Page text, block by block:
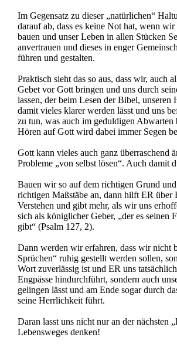
Im Gegensatz zu dieser „natürlichen“
darauf ab, dass es keine Not hat, wenn
bauen und unser Leben in allen Stücken
anvertrauen und dieses in enger
führen und gestalten.
Praktisch sieht das so aus, dass wir, auch
Gebet vor Gott bringen und uns durch
lassen, der beim Lesen der Bibel, unseren
damit vieles klarer werden lässt und uns
zu tun, was auch im geduldigen Abwarten
Hören auf Gott wird dabei immer Segen
Gott kann vieles auch ganz überraschend
Probleme „von selbst lösen“. Auch damit
Bauen wir so auf dem richtigen Grund
richtigen Maßstäbe an, dann hilft ER über
Verstehen und gibt mehr, als wir uns
sich als königlicher Geber, „der es seinen
gibt“ (Psalm 127, 2).
Dann werden wir erfahren, dass wir nicht
Sprüchen“ ruhig gestellt werden sollen,
Wort zuverlässig ist und ER uns
Engpässe hindurchführt, sondern auch
gelingen lässt und am Ende sogar durch
seine Herrlichkeit führt.
Daran lasst uns nicht nur an der nächsten
Lebensweges denken!